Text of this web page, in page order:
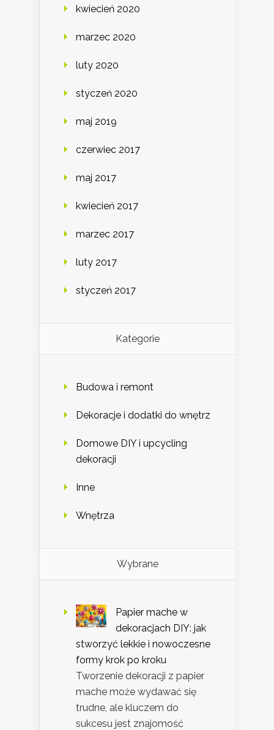
kwiecień 2020
marzec 2020
luty 2020
styczeń 2020
maj 2019
czerwiec 2017
maj 2017
kwiecień 2017
marzec 2017
luty 2017
styczeń 2017
Kategorie
Budowa i remont
Dekoracje i dodatki do wnętrz
Domowe DIY i upcycling
dekoracji
Inne
Wnętrza
Wybrane
Papier mache w
dekoracjach DIY: jak
stworzyć lekkie i nowoczesne
formy krok po kroku
Tworzenie dekoracji z papier
mache może wydawać się
trudne, ale kluczem do
sukcesu jest znajomość